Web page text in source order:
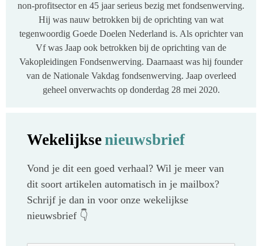
non-profitsector en 45 jaar serieus bezig met fondsenwerving.
Hij was nauw betrokken bij de oprichting van wat
tegenwoordig Goede Doelen Nederland is. Als oprichter van
Vf was Jaap ook betrokken bij de oprichting van de
Vakopleidingen Fondsenwerving. Daarnaast was hij founder
van de Nationale Vakdag fondsenwerving. Jaap overleed
geheel onverwachts op donderdag 28 mei 2020.
Wekelijksenieuwsbrief
Vond je dit een goed verhaal? Wil je meer van
dit soort artikelen automatisch in je mailbox?
Schrijf je dan in voor onze wekelijkse
nieuwsbrief 👇